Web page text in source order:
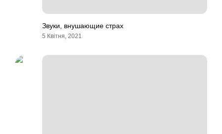
Звуки, внушающие страх
5 Квітня, 2021